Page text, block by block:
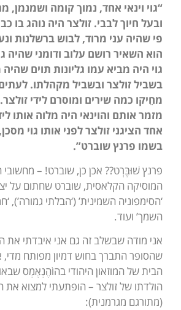
“גוי וינאי אחד, נמוך קומה ושמנמן,
ובעל חיוך לבבי. זולצר היה נוהג בו
פי שהיה עני מרוד, לבוש ברשלנות
הוא השאיר רושם עלוב ודומני שהיה
גוי היה מביא עמו גליונות תוים
בשביל זולצר ובשביל מקהלתו.
מחֵיקו כמה שירים ומוסרם לידי
מזמר אותם והוינאי היה מלוה אותו
אחד הציגני זולצר לפני אותו גוי
בשמו פרנץ שוברט”.
פרנץ שׁוּבֶּרְט?? אכן כן, שוברט! –
המוסיקה הקלאסית, שוברט שחתום על
‘הסימפוניה השמינית’ (‘הבלתי גמורה’),
השמך’ ועוד.
אני מודה שבשלב זה גם אני איבדתי את
שהסופר התברך בחוש דמיון מפותח
הבית של המוזאון היהודי בהוֹהֶנְאֶמְס
הולדתו של זולצר – הופתעתי למצוא
(מתורגם מגרמנית):